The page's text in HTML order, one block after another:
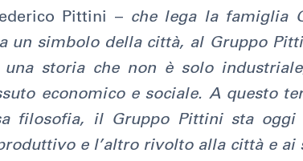
Pittini – che lega la famiglia
un simbolo della città, al Gruppo
storia che non è solo
economico e sociale. A questo
filosofia, il Gruppo Pittini sta oggi
e l’altro rivolto alla città e ai